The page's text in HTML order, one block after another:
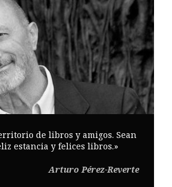
de libros y amigos. Sean
estancia y felices libros.»
Arturo Pérez-Reverte